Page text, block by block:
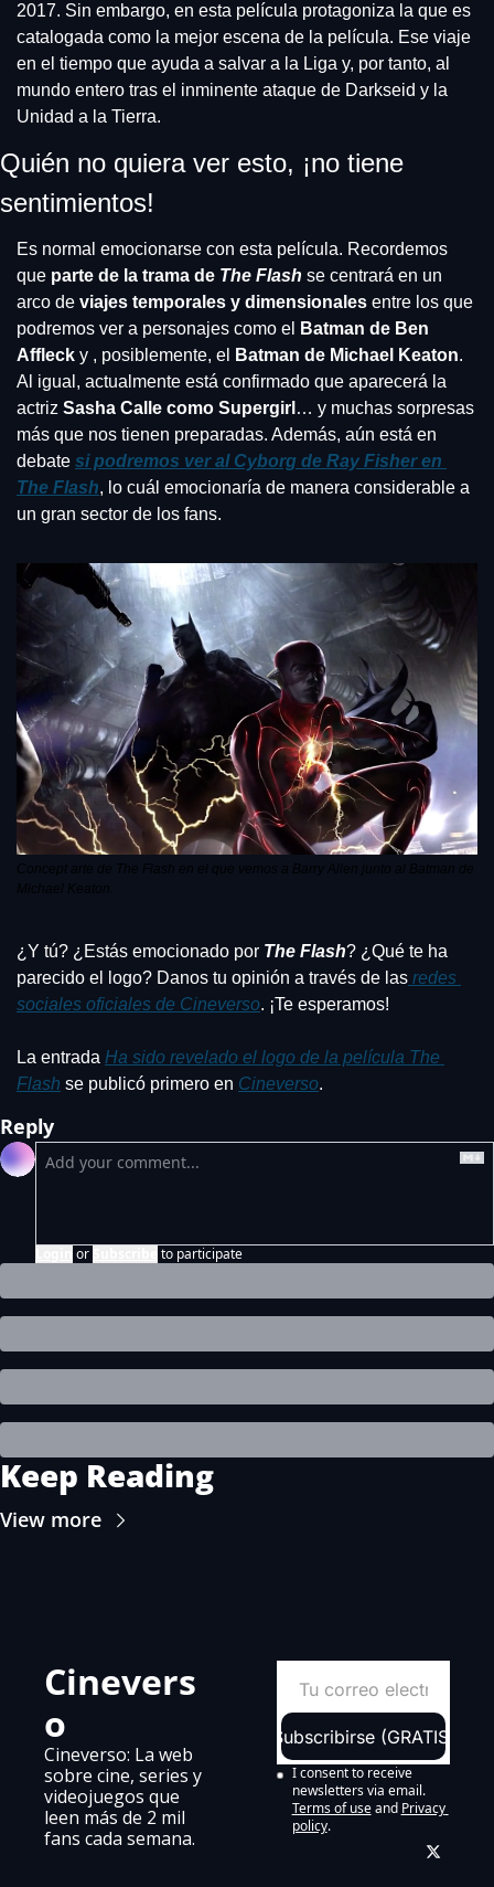
2017. Sin embargo, en esta película protagoniza la que es
catalogada como la mejor escena de la película. Ese viaje
en el tiempo que ayuda a salvar a la Liga y, por tanto, al
mundo entero tras el inminente ataque de Darkseid y la
Unidad a la Tierra.
Quién no quiera ver esto, ¡no tiene
sentimientos!
Es normal emocionarse con esta película. Recordemos
que parte de la trama de The Flash se centrará en un
arco de viajes temporales y dimensionales entre los que
podremos ver a personajes como el
Batman de Ben
Affleck y , posiblemente, el Batman de Michael Keaton.
Al igual, actualmente está confirmado que aparecerá la
actriz Sasha Calle como Supergirl … y muchas sorpresas
más que nos tienen preparadas. Además, aún está en
debate
The Flash, lo cuál emocionaría de manera considerable a
un gran sector de los fans.
Concept arte de The Flash en el que vemos a Barry Allen junto al Batman de
Michael Keaton.
¿Y tú? ¿Estás emocionado por The Flash? ¿Qué te ha
parecido el logo? Danos tu opinión a través de las redes
sociales oficiales de Cineverso. ¡Te esperamos!
La entrada Ha sido revelado el logo de la película The
Flash se publicó primero en Cineverso.
Reply
or to participate
Keep Reading
View more
Cinevers
o
Cineverso: La web
sobre cine, series y
videojuegos que
leen más de 2 mil
fans cada semana.
Subscribirse (GRATIS)
I consent to receive
newsletters via email.
Terms of use and Privacy
policy.